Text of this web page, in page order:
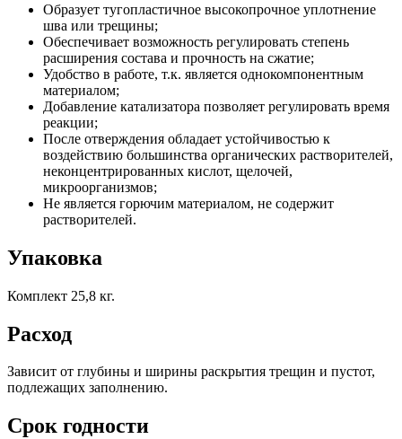
Образует тугопластичное высокопрочное уплотнение
шва или трещины;
Обеспечивает возможность регулировать степень
расширения состава и прочность на сжатие;
Удобство в работе, т.к. является однокомпонентным
материалом;
Добавление катализатора позволяет регулировать время
реакции;
После отверждения обладает устойчивостью к
воздействию большинства органических растворителей,
неконцентрированных кислот, щелочей,
микроорганизмов;
Не является горючим материалом, не содержит
растворителей.
Упаковка
Комплект 25,8 кг.
Расход
Зависит от глубины и ширины раскрытия трещин и пустот,
подлежащих заполнению.
Срок годности